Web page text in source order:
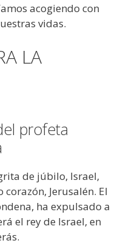
acogiendo con
vidas.
LA
profeta
de júbilo, Israel,
Jerusalén. El
ha expulsado a
el rey de Israel, en